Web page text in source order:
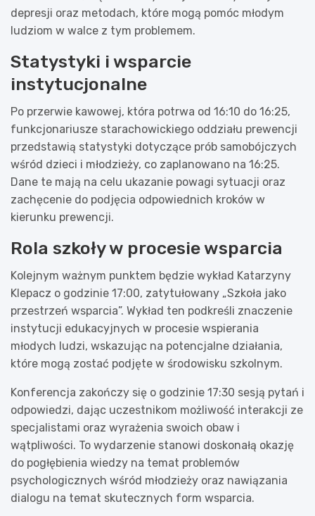
depresji oraz metodach, które mogą pomóc młodym
ludziom w walce z tym problemem.
Statystyki i wsparcie
instytucjonalne
Po przerwie kawowej, która potrwa od 16:10 do 16:25,
funkcjonariusze starachowickiego oddziału prewencji
przedstawią statystyki dotyczące prób samobójczych
wśród dzieci i młodzieży, co zaplanowano na 16:25.
Dane te mają na celu ukazanie powagi sytuacji oraz
zachęcenie do podjęcia odpowiednich kroków w
kierunku prewencji.
Rola szkoły w procesie wsparcia
Kolejnym ważnym punktem będzie wykład Katarzyny
Klepacz o godzinie 17:00, zatytułowany „Szkoła jako
przestrzeń wsparcia”. Wykład ten podkreśli znaczenie
instytucji edukacyjnych w procesie wspierania
młodych ludzi, wskazując na potencjalne działania,
które mogą zostać podjęte w środowisku szkolnym.
Konferencja zakończy się o godzinie 17:30 sesją pytań i
odpowiedzi, dając uczestnikom możliwość interakcji ze
specjalistami oraz wyrażenia swoich obaw i
wątpliwości. To wydarzenie stanowi doskonałą okazję
do pogłębienia wiedzy na temat problemów
psychologicznych wśród młodzieży oraz nawiązania
dialogu na temat skutecznych form wsparcia.